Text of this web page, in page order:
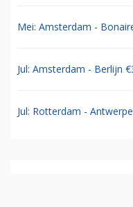
Mei: Amsterdam -
Jul: Amsterdam - Berlijn
Jul: Rotterdam -